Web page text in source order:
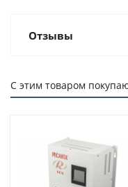
Отзывы
С этим товаром